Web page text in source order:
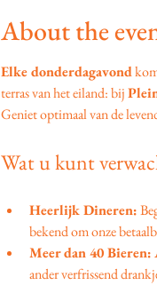
About the
Elke donderdagavond
terras van het eiland: bij
Geniet optimaal van de
Wat u kunt
Heerlijk Dineren:
bekend om onze
Meer dan 40 Bieren:
ander verfrissend